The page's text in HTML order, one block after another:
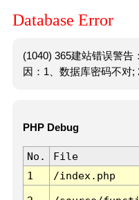
Database Error
(1040) 365建站错误警告
因：1、数据库密码不对;
PHP Debug
No. File
1
/index.php